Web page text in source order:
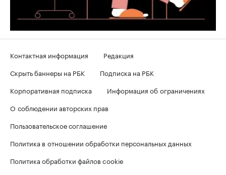
Контактная информация
Редакция
Скрыть баннеры на РБК
Подписка на РБК
Корпоративная подписка
Информация об ограничениях
О соблюдении авторских прав
Пользовательское соглашение
Политика в отношении обработки персональных данных
Политика обработки файлов cookie